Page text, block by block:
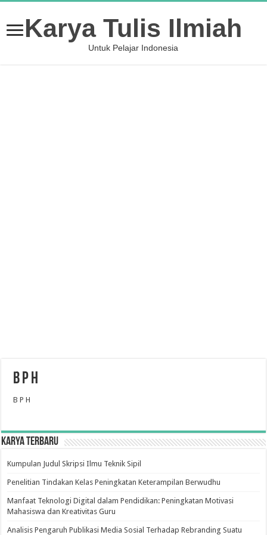
Karya Tulis Ilmiah
Untuk Pelajar Indonesia
B P H
B P H
Karya Terbaru
Kumpulan Judul Skripsi Ilmu Teknik Sipil
Penelitian Tindakan Kelas Peningkatan Keterampilan Berwudhu
Manfaat Teknologi Digital dalam Pendidikan: Peningkatan Motivasi
Mahasiswa dan Kreativitas Guru
Analisis Pengaruh Publikasi Media Sosial Terhadap Rebranding Suatu